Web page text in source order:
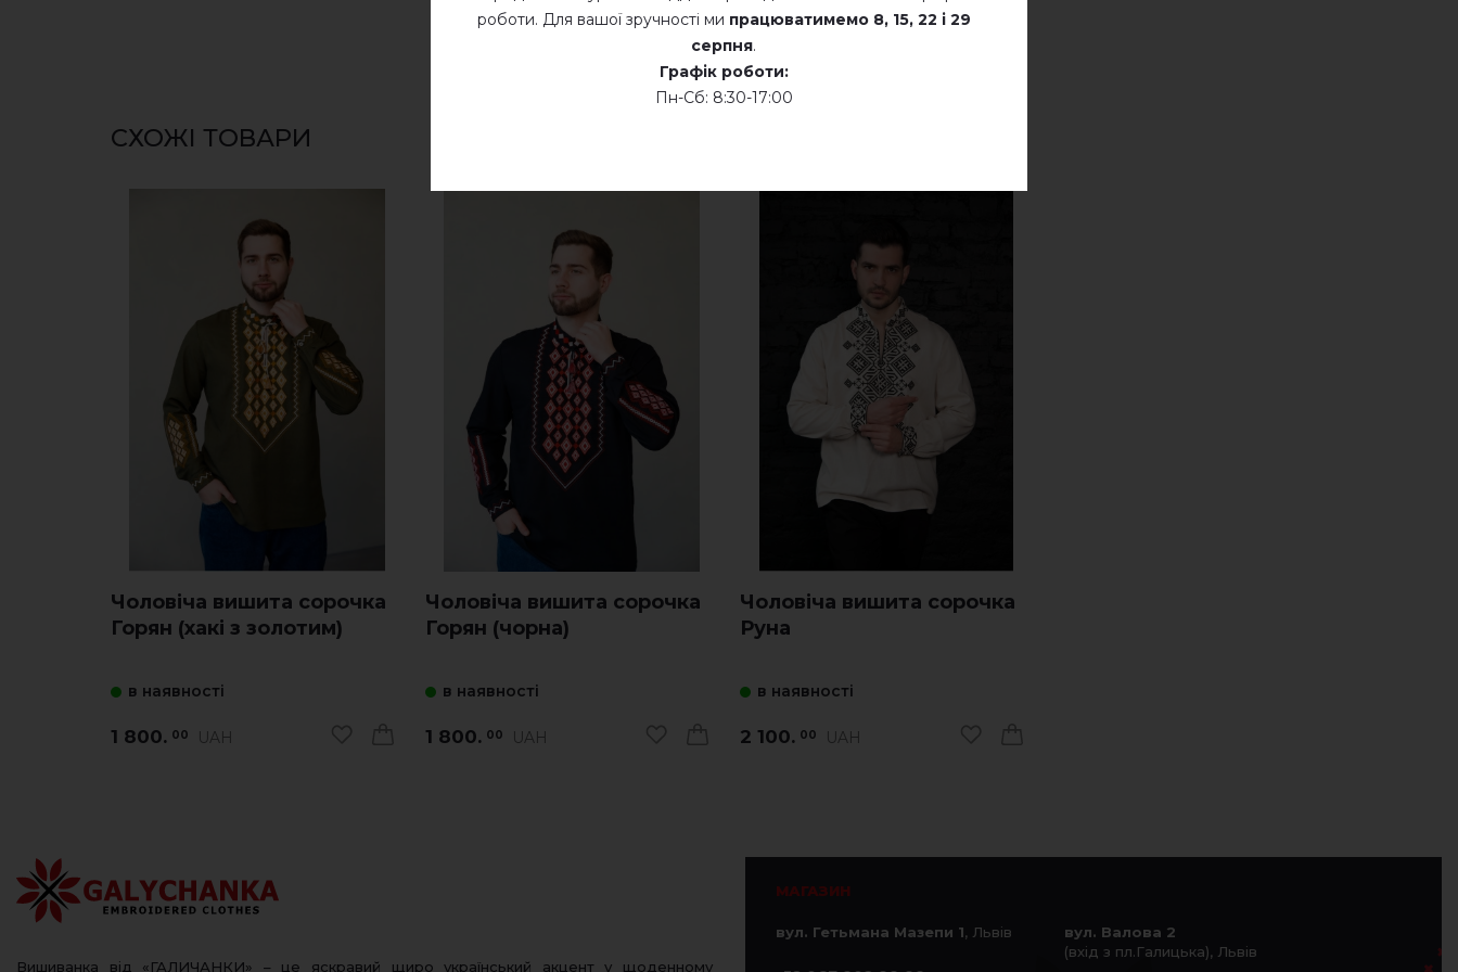
СХОЖІ ТОВАРИ
Чоловіча вишита сорочка
Горян (хакі з золотим)
в наявності
1 800. 00 UAH
Чоловіча вишита сорочка
Горян (чорна)
в наявності
1 800. 00 UAH
Чоловіча вишита сорочка
Руна
в наявності
2 100. 00 UAH
Вишиванка від «ГАЛИЧАНКИ» – це яскравий щиро український акцент у щоденному
МАГАЗИН
вул. Гетьмана Мазепи 1, Львів
вул. Валова 2
(вхід з пл.Галицька), Львів
роботи. Для вашої зручності ми працюватимемо 8, 15, 22 і 29
серпня.
Графік роботи:
Пн-Сб: 8:30-17:00